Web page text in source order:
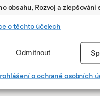
obsahu, Rozvoj a zlepšování
zdrojů údajů, Propojení
automaticky
o těchto účelech
Odmítnout
o ochraně osobních